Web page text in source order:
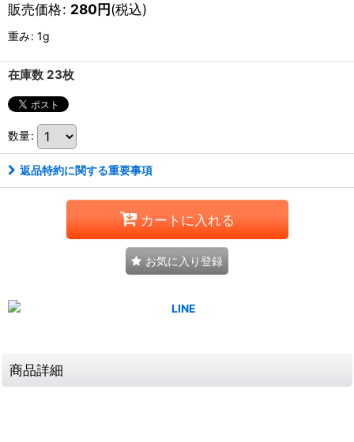
販売価格: 280円(税込)
重み: 1g
在庫数 23枚
数量:
返品特約に関する重要事項
カートに入れる
お気に入り登録
商品詳細